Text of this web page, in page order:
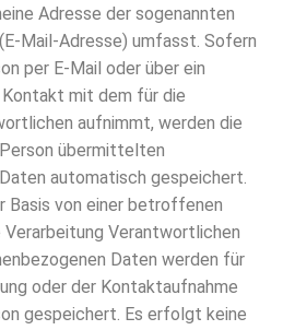
Adresse der sogenannten
Mail-Adresse) umfasst. Sofern
per E-Mail oder über ein
mit dem für die
aufnimmt, werden die
übermittelten
automatisch gespeichert.
Basis von einer betroffenen
Verarbeitung Verantwortlichen
Daten werden für
oder der Kontaktaufnahme
gespeichert. Es erfolgt keine